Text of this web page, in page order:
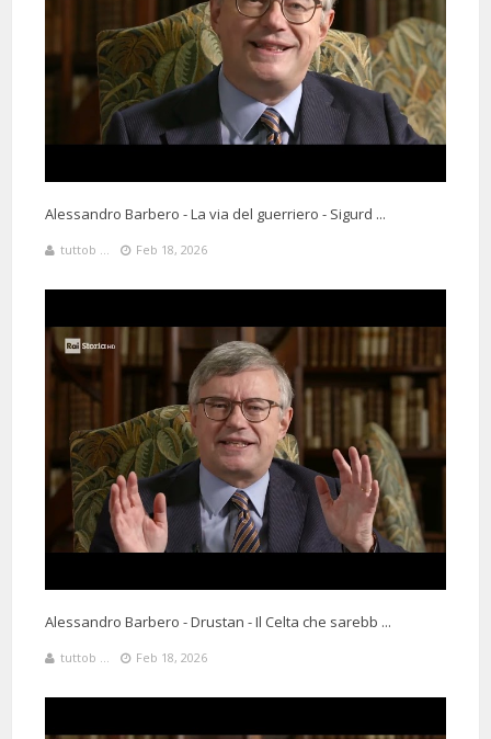
Alessandro Barbero - La via del guerriero - Sigurd ...
tuttob ... Feb 18, 2026
Alessandro Barbero - Drustan - Il Celta che sarebb ...
tuttob ... Feb 18, 2026